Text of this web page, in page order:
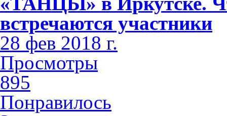
встречаются участники
28 фев 2018 г.
Просмотры
895
Понравилось